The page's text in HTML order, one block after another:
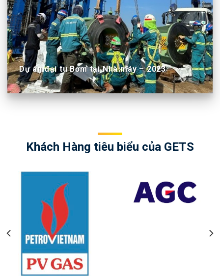
Dự án đại tu Bơm tại Nhà máy – 2023
Khách Hàng tiêu biểu của GETS